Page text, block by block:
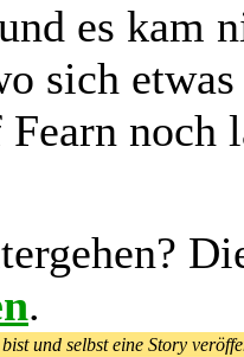
es kam
sich
noch
.
und selbst eine Story